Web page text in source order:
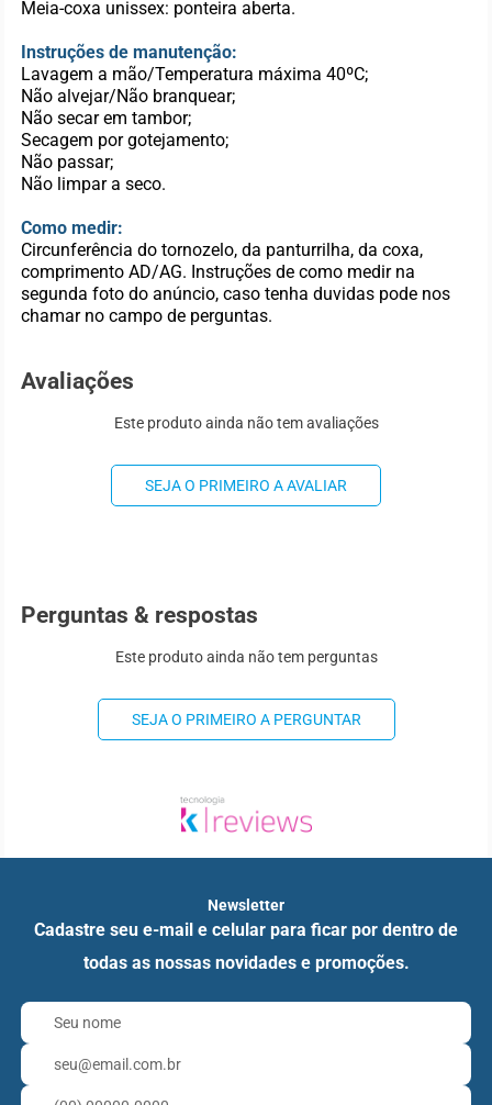
Meia-coxa unissex: ponteira aberta.
Instruções de manutenção:
Lavagem a mão/Temperatura máxima 40ºC;
Não alvejar/Não branquear;
Não secar em tambor;
Secagem por gotejamento;
Não passar;
Não limpar a seco.
Como medir:
Circunferência do tornozelo, da panturrilha, da coxa,
comprimento AD/AG. Instruções de como medir na
segunda foto do anúncio, caso tenha duvidas pode nos
chamar no campo de perguntas.
Avaliações
Este produto ainda não tem avaliações
SEJA O PRIMEIRO A AVALIAR
Perguntas & respostas
Este produto ainda não tem perguntas
SEJA O PRIMEIRO A PERGUNTAR
Newsletter
Cadastre seu e-mail e celular para ficar por dentro de
todas as nossas novidades e promoções.